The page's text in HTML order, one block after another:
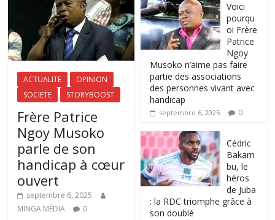
ACTUALITE
OPINION
SOCIETE
STORYBOOST
Frère Patrice
Ngoy Musoko
parle de son
handicap à cœur
ouvert
septembre 6, 2025
MINGA MÉDIA
0
Voici
pourqu
oi Frère
Patrice
Ngoy
Musoko n’aime pas faire
partie des associations
des personnes vivant avec
handicap
septembre 6, 2025 0
‎Cédric
Bakam
bu, le
héros
de Juba
: la RDC triomphe grâce à
son doublé